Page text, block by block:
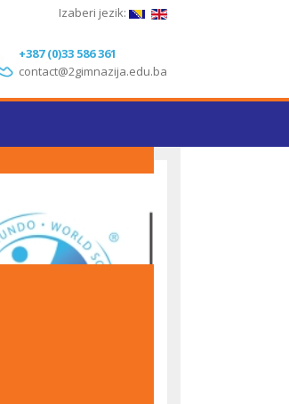
+387 (0)33 586 361
contact@2gimnazija.edu.ba
Izaberi jezik: